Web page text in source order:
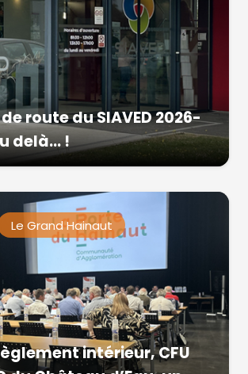
route du SIAVED 2026-
delà… !
Le Grand Hainaut
intérieur, CFU